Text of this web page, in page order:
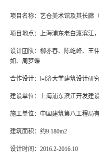
项目名称：艺仓美术馆及其长廊
项目地点：上海浦东老白渡滨江
设计团队：柳亦春、陈屹峰、王
如、周梦蝶
合作设计：同济大学建筑设计研
建设单位：上海浦东滨江开发建
施工单位：中国建筑第八工程局
建筑面积：约9 180m2
设计时间：2016.2-2016.10